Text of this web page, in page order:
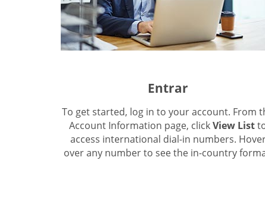
Entrar
To get started, log in to your account. From
Account Information page, clickView List
access international dial-in numbers.
over any number to see the in-country